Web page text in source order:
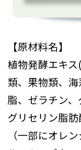
【原材料名】
植物発酵エキ
類、果物類、
脂、ゼラチン、
グリセリン脂肪
（一部にオレ